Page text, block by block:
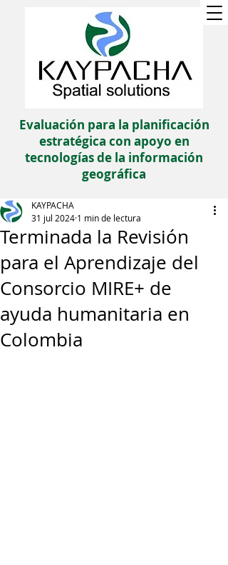
Evaluación para la planificación
estratégica con apoyo en
tecnologías de la información
geográfica
Terminada la Revisión
para el Aprendizaje del
Consorcio MIRE+ de
ayuda humanitaria en
Colombia
KAYPACHA
31 jul 2024 1 min de lectura